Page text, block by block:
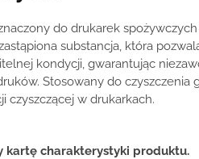
do drukarek
substancja, która
kondycji, gwarantując
Stosowany do czyszczenia
czyszczącej w drukarkach.
kartę charakterystyki produktu.